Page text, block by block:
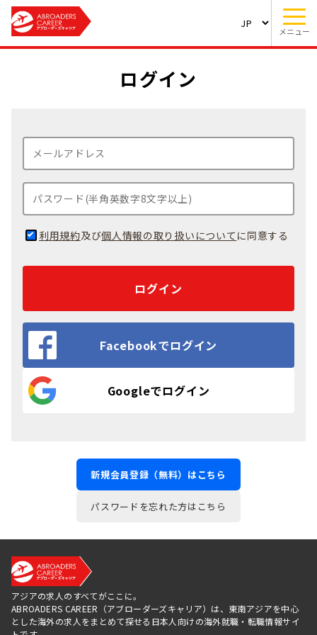
メニュー
ログイン
利用規約及び個人情報の取り扱いについて に同意する
ログイン
Facebookでログイン
Googleでログイン
新規会員登録（無料）はこちら
パスワードを忘れた方はこちら
アジアの求人のすべてがここに。
ABROADERS CAREER（アブローダーズキャリア）は、東南アジアを中心
とした海外の求人をまとめて探せる日本人向けの海外就職・転職情報サイ